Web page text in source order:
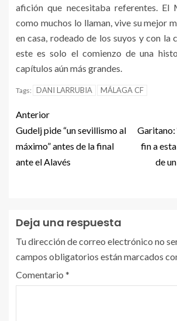
afición que necesitaba referentes. El
como muchos lo llaman, vive su mejor
en casa, rodeado de los suyos y con la
este es solo el comienzo de una
capítulos aún más grandes.
Tags: DANI LARRUBIA MÁLAGA CF
Anterior
Gudelj pide “un sevillismo al
máximo” antes de la final
ante el Alavés
Garitano:
fin a
de
Deja una respuesta
Tu dirección de correo electrónico no
campos obligatorios están marcados
Comentario *